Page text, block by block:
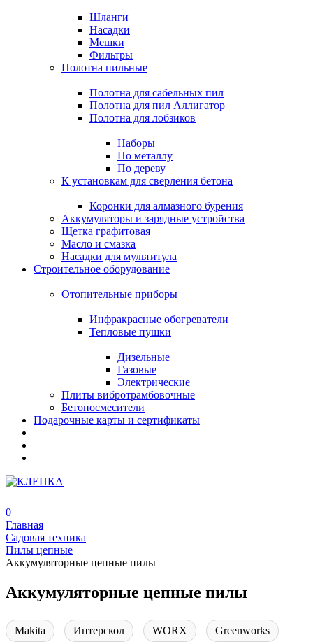
Шланги
Насадки
Мешки
Фильтры
Полотна пильные
Полотна для сабельных пил
Полотна для пил Аллигатор
Полотна для лобзиков
Наборы
По металлу
По дереву
К установкам для сверления бетона
Коронки для алмазного бурения
Аккумуляторы и зарядные устройства
Щетка графитовая
Масло и смазка
Насадки для мультитула
Строительное оборудование
Отопительные приборы
Инфракрасные обогреватели
Тепловые пушки
Дизельные
Газовые
Электрические
Плиты вибротрамбовочные
Бетоносмесители
Подарочные карты и сертификаты
0
Главная
Садовая техника
Пилы цепные
Аккумуляторные цепные пилы
Аккумуляторные цепные пилы
Makita Интерскол WORX Greenworks